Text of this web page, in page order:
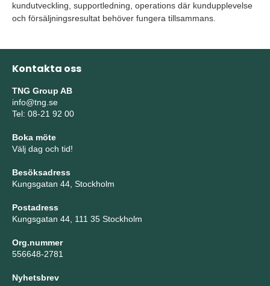
kundutveckling, supportledning, operations där kundupplevelse
och försäljningsresultat behöver fungera tillsammans.
Kontakta oss
TNG Group AB
info@tng.se
Tel: 08-21 92 00
Boka möte
Välj dag och tid!
Besöksadress
Kungsgatan 44, Stockholm
Postadress
Kungsgatan 44, 111 35 Stockholm
Org.nummer
556648-2781
Nyhetsbrev